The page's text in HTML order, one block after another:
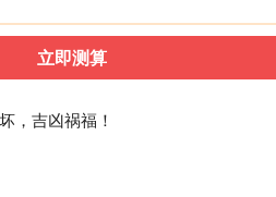
，吉凶祸福！